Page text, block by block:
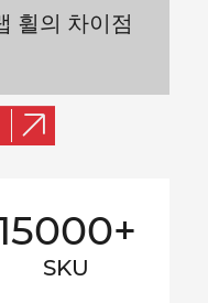
SKU
휠의 차이점